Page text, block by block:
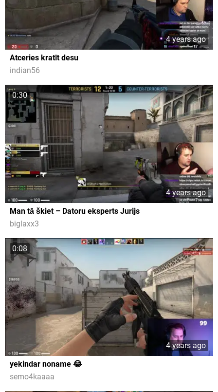
4 years ago
Atceries kratīt desu
indian56
0:30
4 years ago
Man tā škiet – Datoru eksperts Jurijs
biglaxx3
0:08
4 years ago
yekindar noname 😂
semo4kaaaa